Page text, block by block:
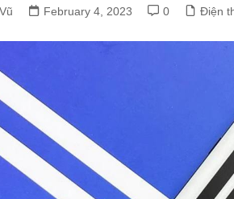
February 4, 2023 0 Điện